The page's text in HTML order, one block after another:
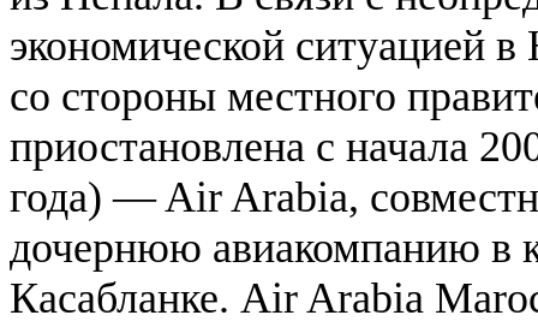
экономической ситуацией
со стороны местного
приостановлена с начала
года) — Air Arabia,
дочернюю авиакомпанию в
Касабланке. Air Arabia